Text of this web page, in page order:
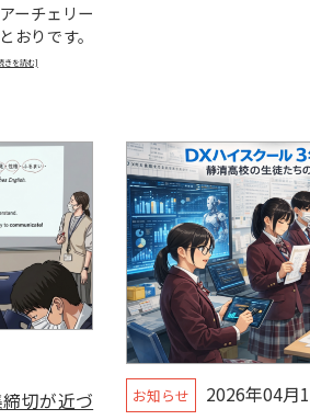
ーチェリー
おりです。
きを読む]
切が近づ
お知らせ
2026年04月